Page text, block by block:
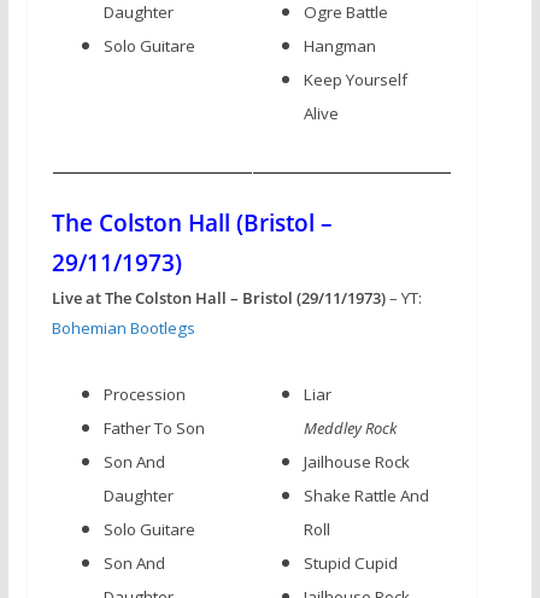
Daughter
Solo Guitare
Ogre Battle
Hangman
Keep Yourself
Alive
The Colston Hall (Bristol –
29/11/1973)
Live at The Colston Hall – Bristol (29/11/1973)– YT:
Bohemian Bootlegs
Procession
Father To Son
Son And
Daughter
Solo Guitare
Son And
Liar
Meddley Rock
Jailhouse Rock
Shake Rattle And
Roll
Stupid Cupid